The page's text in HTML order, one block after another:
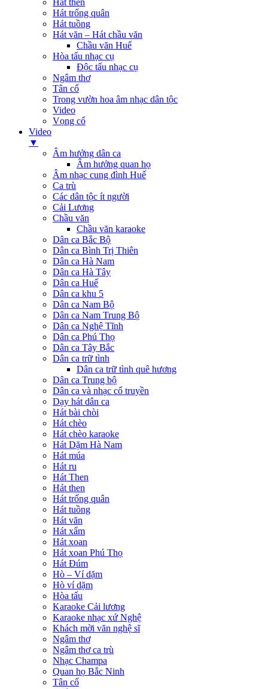
Hát then
Hát trống quân
Hát tuồng
Hát văn – Hát chầu văn
Chầu văn Huế
Hòa tấu nhạc cụ
Độc tấu nhạc cụ
Ngâm thơ
Tân cổ
Trong vườn hoa âm nhạc dân tộc
Video
Vọng cổ
Video
▼
Âm hưởng dân ca
Âm hưởng quan họ
Âm nhạc cung đình Huế
Ca trù
Các dân tộc ít người
Cải Lương
Chầu văn
Chầu văn karaoke
Dân ca Bắc Bộ
Dân ca Bình Trị Thiên
Dân ca Hà Nam
Dân ca Hà Tây
Dân ca Huế
Dân ca khu 5
Dân ca Nam Bộ
Dân ca Nam Trung Bộ
Dân ca Nghệ Tĩnh
Dân ca Phú Thọ
Dân ca Tây Bắc
Dân ca trữ tình
Dân ca trữ tình quê hương
Dân ca Trung bộ
Dân ca và nhạc cổ truyền
Dạy hát dân ca
Hát bài chòi
Hát chèo
Hát chèo karaoke
Hát Dặm Hà Nam
Hát múa
Hát ru
Hát Then
Hát then
Hát trống quân
Hát tuồng
Hát văn
Hát xẩm
Hát xoan
Hát xoan Phú Thọ
Hát Đúm
Hò – Ví dặm
Hò ví dặm
Hòa tấu
Karaoke Cải lương
Karaoke nhạc xứ Nghệ
Khách mời văn nghệ sĩ
Ngâm thơ
Ngâm thơ ca trù
Nhạc Champa
Quan họ Bắc Ninh
Tân cổ